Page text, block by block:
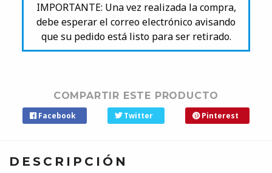
IMPORTANTE: Una vez realizada la compra,
debe esperar el correo electrónico avisando
que su pedido está listo para ser retirado.
COMPARTIR ESTE PRODUCTO
Facebook Twitter Pinterest
DESCRIPCIÓN